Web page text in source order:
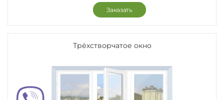
Заказать
Трёхстворчатое окно